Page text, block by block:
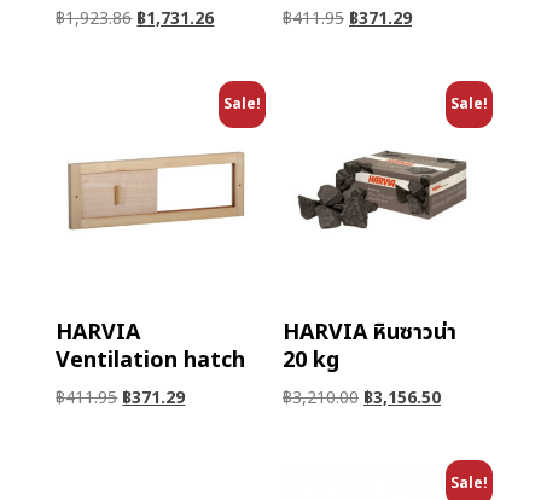
฿1,923.86 ฿1,731.26 ฿411.95 ฿371.29
Sale!
HARVIA
Ventilation hatch
฿411.95 ฿371.29
Sale!
HARVIA หินซาวน่า
20 kg
฿3,210.00 ฿3,156.50
Sale!